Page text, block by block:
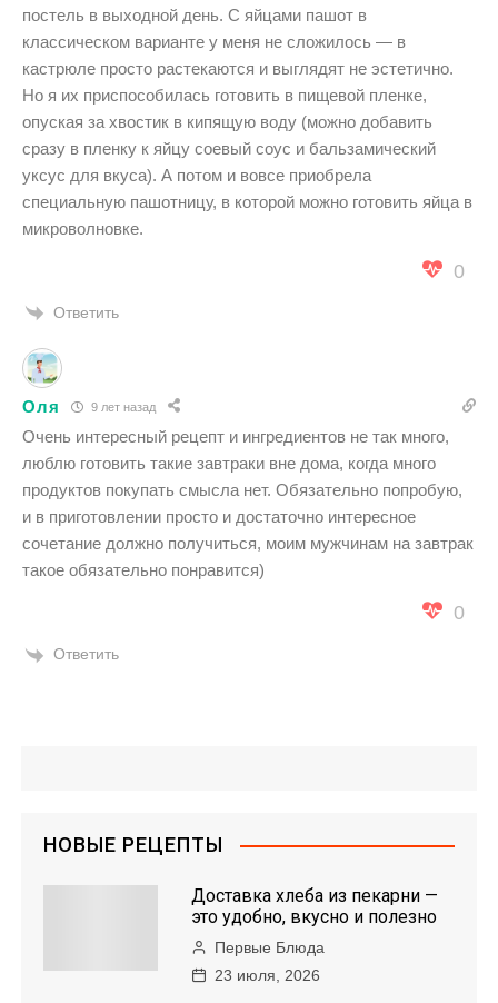
постель в выходной день. С яйцами пашот в
классическом варианте у меня не сложилось — в
кастрюле просто растекаются и выглядят не эстетично.
Но я их приспособилась готовить в пищевой пленке,
опуская за хвостик в кипящую воду (можно добавить
сразу в пленку к яйцу соевый соус и бальзамический
уксус для вкуса). А потом и вовсе приобрела
специальную пашотницу, в которой можно готовить яйца в
микроволновке.
0
Ответить
Оля 9 лет назад
Очень интересный рецепт и ингредиентов не так много,
люблю готовить такие завтраки вне дома, когда много
продуктов покупать смысла нет. Обязательно попробую,
и в приготовлении просто и достаточно интересное
сочетание должно получиться, моим мужчинам на завтрак
такое обязательно понравится)
0
Ответить
НОВЫЕ РЕЦЕПТЫ
Доставка хлеба из пекарни —
это удобно, вкусно и полезно
Первые Блюда
23 июля, 2026